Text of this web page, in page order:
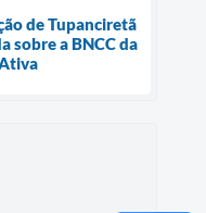
de Tupanciretã
sobre a BNCC da